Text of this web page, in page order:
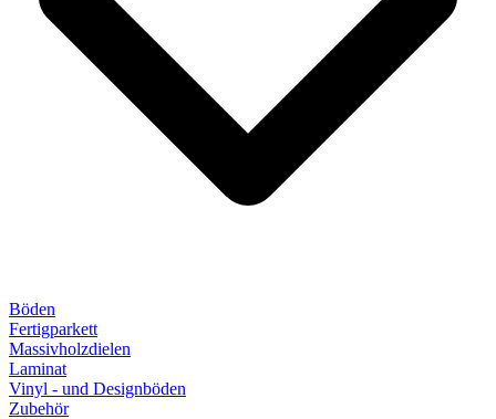
Böden
Fertigparkett
Massivholzdielen
Laminat
Vinyl - und Designböden
Zubehör